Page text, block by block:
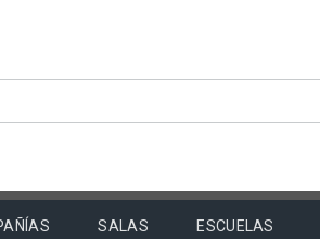
SALAS ESCUELAS